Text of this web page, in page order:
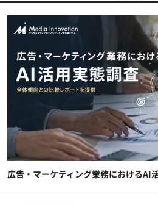
広告・マーケティング業務におけるAI